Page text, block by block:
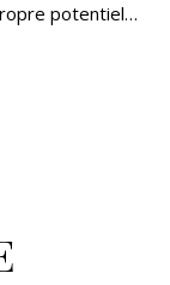
potentiel…